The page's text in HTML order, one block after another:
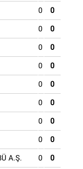
0 0
0 0
0 0
0 0
0 0
0 0
0 0
0 0
A.Ş. 0 0